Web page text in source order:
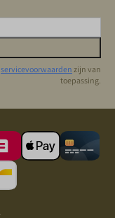
servicevoorwaarden zijn van
toepassing.